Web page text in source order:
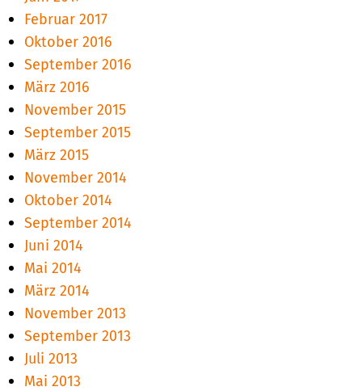
Februar 2017
Oktober 2016
September 2016
März 2016
November 2015
September 2015
März 2015
November 2014
Oktober 2014
September 2014
Juni 2014
Mai 2014
März 2014
November 2013
September 2013
Juli 2013
Mai 2013